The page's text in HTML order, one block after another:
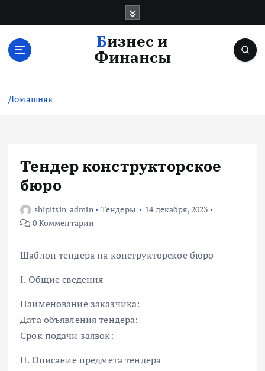
с
Бизнес и
Финансы
Домашняя
Тендер конструкторское
бюро
shipitsin_admin Тендеры
14 декабря, 2023
0 Комментарии
Шаблон тендера на конструкторское бюро
I. Общие сведения
Наименование заказчика:
Дата объявления тендера:
Срок подачи заявок:
II. Описание предмета тендера